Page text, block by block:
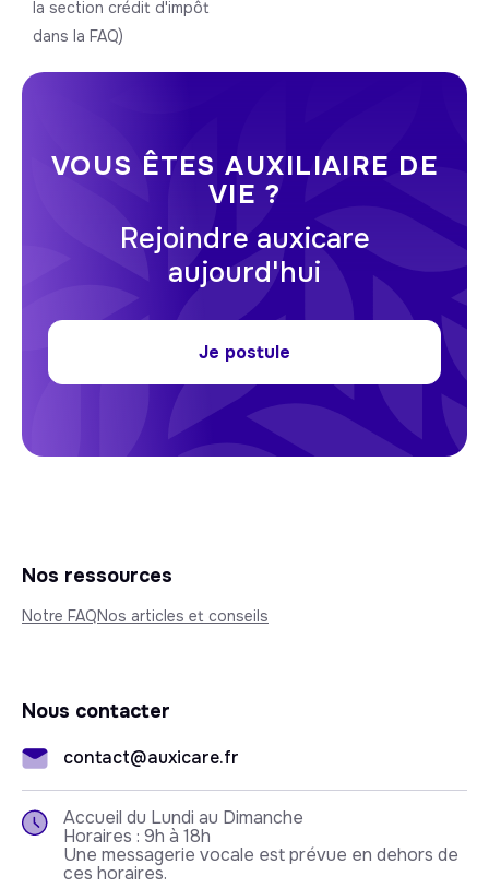
la section crédit d'impôt
dans la FAQ)
VOUS ÊTES AUXILIAIRE DE
VIE ?
Rejoindre auxicare
aujourd'hui
Je postule
Nos ressources
Notre FAQNos articles et conseils
Nous contacter
contact@auxicare.fr
Accueil du Lundi au Dimanche
Horaires : 9h à 18h
Une messagerie vocale est prévue en dehors de
ces horaires.